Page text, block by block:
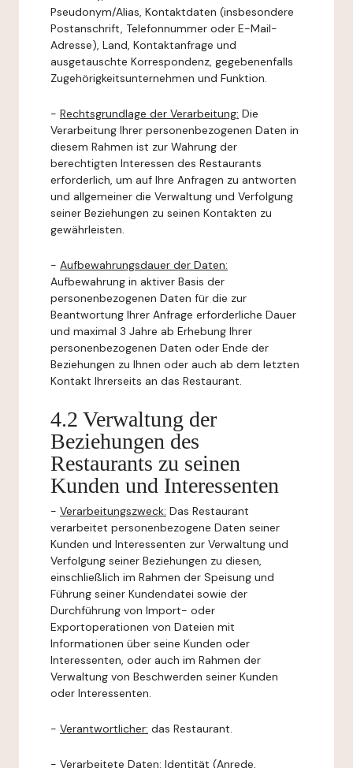
Pseudonym/Alias, Kontaktdaten (insbesondere
Postanschrift, Telefonnummer oder E-Mail-
Adresse), Land, Kontaktanfrage und
ausgetauschte Korrespondenz, gegebenenfalls
Zugehörigkeitsunternehmen und Funktion.
- Rechtsgrundlage der Verarbeitung: Die
Verarbeitung Ihrer personenbezogenen Daten in
diesem Rahmen ist zur Wahrung der
berechtigten Interessen des Restaurants
erforderlich, um auf Ihre Anfragen zu antworten
und allgemeiner die Verwaltung und Verfolgung
seiner Beziehungen zu seinen Kontakten zu
gewährleisten.
- Aufbewahrungsdauer der Daten:
Aufbewahrung in aktiver Basis der
personenbezogenen Daten für die zur
Beantwortung Ihrer Anfrage erforderliche Dauer
und maximal 3 Jahre ab Erhebung Ihrer
personenbezogenen Daten oder Ende der
Beziehungen zu Ihnen oder auch ab dem letzten
Kontakt Ihrerseits an das Restaurant.
4.2 Verwaltung der
Beziehungen des
Restaurants zu seinen
Kunden und Interessenten
- Verarbeitungszweck: Das Restaurant
verarbeitet personenbezogene Daten seiner
Kunden und Interessenten zur Verwaltung und
Verfolgung seiner Beziehungen zu diesen,
einschließlich im Rahmen der Speisung und
Führung seiner Kundendatei sowie der
Durchführung von Import- oder
Exportoperationen von Dateien mit
Informationen über seine Kunden oder
Interessenten, oder auch im Rahmen der
Verwaltung von Beschwerden seiner Kunden
oder Interessenten.
- Verantwortlicher: das Restaurant.
- Verarbeitete Daten: Identität (Anrede,